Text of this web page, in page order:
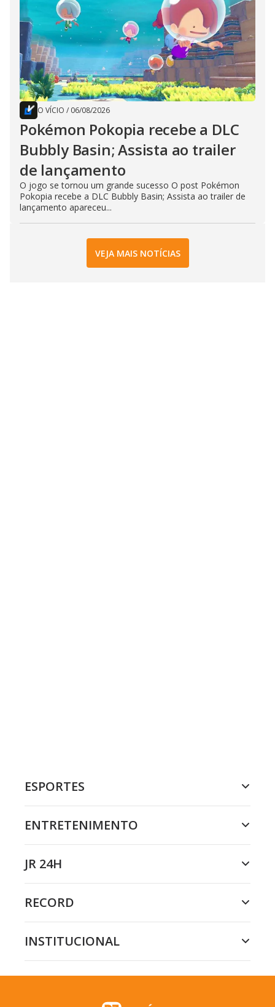
O VÍCIO / 06/08/2026
Pokémon Pokopia recebe a DLC
Bubbly Basin; Assista ao trailer
de lançamento
O jogo se tornou um grande sucesso O post Pokémon
Pokopia recebe a DLC Bubbly Basin; Assista ao trailer de
lançamento apareceu...
VEJA MAIS NOTÍCIAS
ESPORTES
ENTRETENIMENTO
JR 24H
RECORD
INSTITUCIONAL